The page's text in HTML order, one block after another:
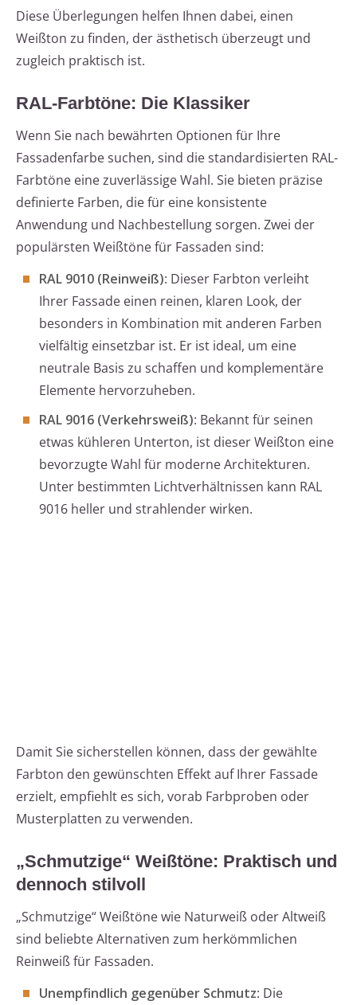
Diese Überlegungen helfen Ihnen dabei, einen
Weißton zu finden, der ästhetisch überzeugt und
zugleich praktisch ist.
RAL-Farbtöne: Die Klassiker
Wenn Sie nach bewährten Optionen für Ihre
Fassadenfarbe suchen, sind die standardisierten RAL-
Farbtöne eine zuverlässige Wahl. Sie bieten präzise
definierte Farben, die für eine konsistente
Anwendung und Nachbestellung sorgen. Zwei der
populärsten Weißtöne für Fassaden sind:
RAL 9010 (Reinweiß): Dieser Farbton verleiht
Ihrer Fassade einen reinen, klaren Look, der
besonders in Kombination mit anderen Farben
vielfältig einsetzbar ist. Er ist ideal, um eine
neutrale Basis zu schaffen und komplementäre
Elemente hervorzuheben.
RAL 9016 (Verkehrsweiß): Bekannt für seinen
etwas kühleren Unterton, ist dieser Weißton eine
bevorzugte Wahl für moderne Architekturen.
Unter bestimmten Lichtverhältnissen kann RAL
9016 heller und strahlender wirken.
Damit Sie sicherstellen können, dass der gewählte
Farbton den gewünschten Effekt auf Ihrer Fassade
erzielt, empfiehlt es sich, vorab Farbproben oder
Musterplatten zu verwenden.
„Schmutzige“ Weißtöne: Praktisch und
dennoch stilvoll
„Schmutzige“ Weißtöne wie Naturweiß oder Altweiß
sind beliebte Alternativen zum herkömmlichen
Reinweiß für Fassaden.
Unempfindlich gegenüber Schmutz: Die